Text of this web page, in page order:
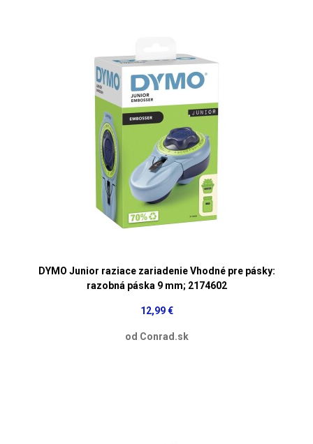
DYMO Junior raziace zariadenie Vhodné pre pásky:
razobná páska 9 mm; 2174602
12,99 €
od Conrad.sk